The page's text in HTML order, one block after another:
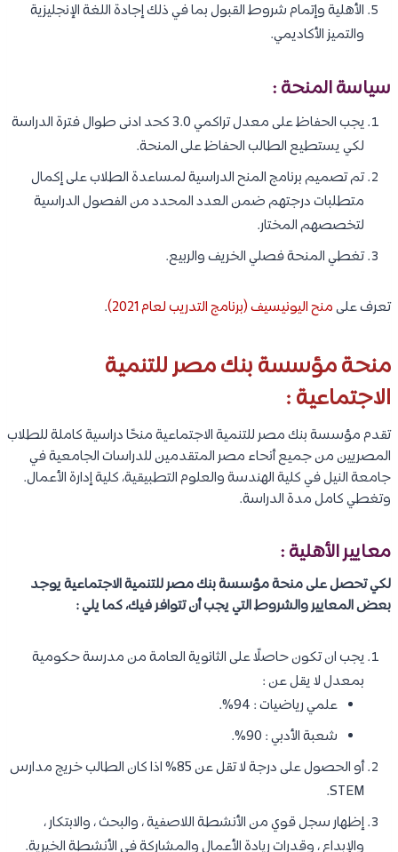
الأهلية وإتمام شروط القبول بما في ذلك إجادة اللغة الإنجليزية
والتميز الأكاديمي.
سياسة المنحة :
يجب الحفاظ على معدل تراكمي 3.0 كحد ادنى طوال فترة الدراسة
لكي يستطيع الطالب الحفاظ على المنحة.
تم تصميم برنامج المنح الدراسية لمساعدة الطلاب على إكمال
متطلبات درجتهم ضمن العدد المحدد من الفصول الدراسية
لتخصصهم المختار.
تغطي المنحة فصلي الخريف والربيع.
تعرف علىمنح اليونيسيف (برنامج التدريب لعام 2021) .
منحة مؤسسة بنك مصر للتنمية
الاجتماعية :
تقدم مؤسسة بنك مصر للتنمية الاجتماعية منحًا دراسية كاملة للطلاب
المصريين من جميع أنحاء مصر المتقدمين للدراسات الجامعية في
جامعة النيل في كلية الهندسة والعلوم التطبيقية، كلية إدارة الأعمال.
وتغطي كامل مدة الدراسة.
معايير الأهلية :
لكي تحصل على منحة مؤسسة بنك مصر للتنمية الاجتماعية يوجد
بعض المعايير والشروط التي يجب أن تتوافر فيك، كما يلي :
يجب ان تكون حاصلًا على الثانوية العامة من مدرسة حكومية
بمعدل لا يقل عن :
علمي رياضيات : 94%.
شعبة الأدبي : 90%.
أو الحصول على درجة لا تقل عن 85% اذا كان الطالب خريج مدارس
STEM.
إظهار سجل قوي من الأنشطة اللاصفية ، والبحث ، والابتكار ،
والإبداع ، وقدرات ريادة الأعمال والمشاركة في الأنشطة الخيرية.